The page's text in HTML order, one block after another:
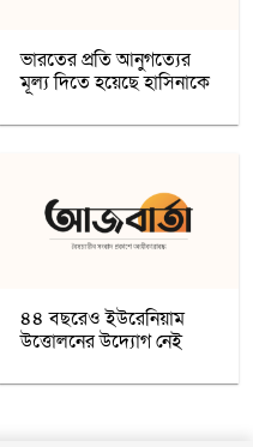
বিরোধী প্রার্থী ববি ওয়াইনকে
নেওয়ার অভিযোগ
সপ্তম শ্রেণির ছাত্র নিহত,
মাছ লুট
কোম্পানি মা’আদেনের
ভারতের প্রতি আনুগত্যের
মূল্য দিতে হয়েছে হাসিনাকে
৪৪ বছরেও ইউরেনিয়াম
উত্তোলনের উদ্যোগ নেই